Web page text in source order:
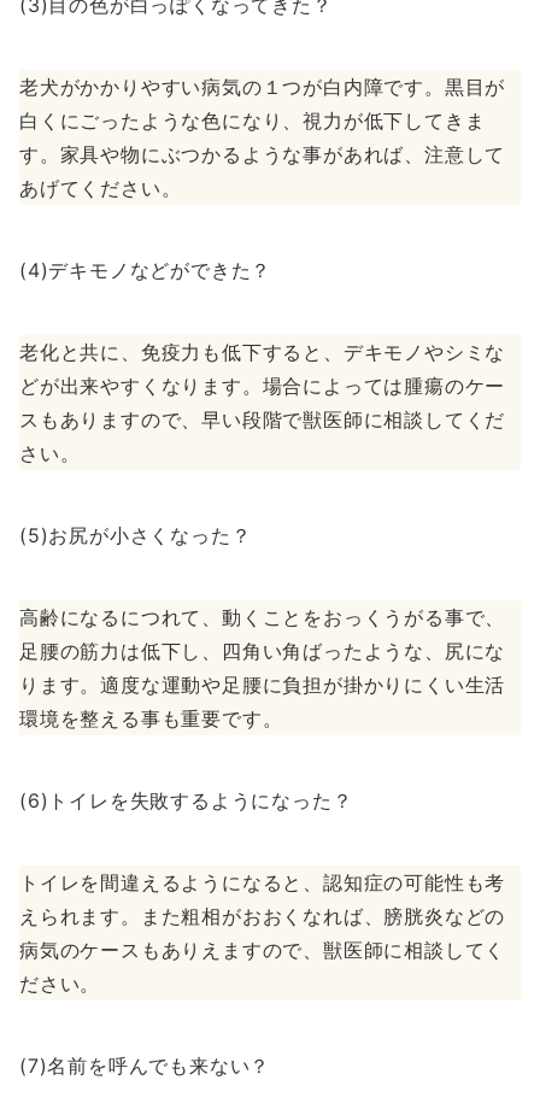
(3)目の色が白っぽくなってきた？
老犬がかかりやすい病気の１つが白内障です。黒目が
白くにごったような色になり、視力が低下してきま
す。家具や物にぶつかるような事があれば、注意して
あげてください。
(4)デキモノなどができた？
老化と共に、免疫力も低下すると、デキモノやシミな
どが出来やすくなります。場合によっては腫瘍のケー
スもありますので、早い段階で獣医師に相談してくだ
さい。
(5)お尻が小さくなった？
高齢になるにつれて、動くことをおっくうがる事で、
足腰の筋力は低下し、四角い角ばったような、尻にな
ります。適度な運動や足腰に負担が掛かりにくい生活
環境を整える事も重要です。
(6)トイレを失敗するようになった？
トイレを間違えるようになると、認知症の可能性も考
えられます。また粗相がおおくなれば、膀胱炎などの
病気のケースもありえますので、獣医師に相談してく
ださい。
(7)名前を呼んでも来ない？